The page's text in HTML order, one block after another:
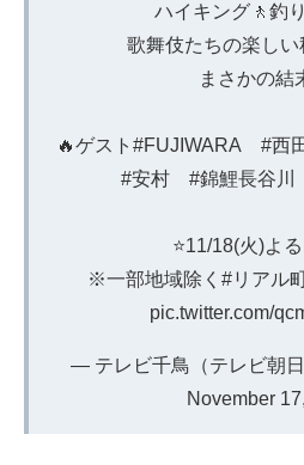
ハイキング🚶釣
歌舞伎たちの楽し
まさかの結
🔥ゲスト #FUJIWARA #西
#安村
#錦鯉長谷川
⭐️11/18(火)よ
※一部地域除く #リアル
pic.twitter.com/
— テレビ千鳥（テレビ朝
November